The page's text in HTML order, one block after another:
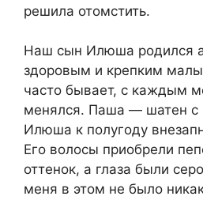
решила отомстить.
Наш сын Илюша родился
здоровым и крепким
часто бывает, с каждым
менялся. Паша — шатен с
Илюша к полугоду
Его волосы приобрели
оттенок, а глаза были
меня в этом не было